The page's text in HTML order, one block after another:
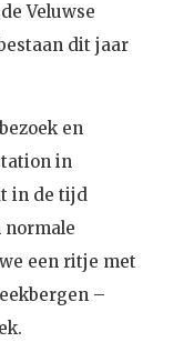
Veluwse
dit jaar
en
in
in de tijd
normale
een ritje met
–